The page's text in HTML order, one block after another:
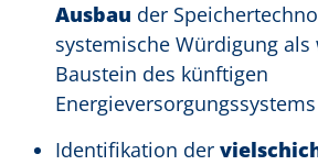
Ausbau der
systemische Würdigung
Baustein des künftigen
Energieversorgungssystems
Identifikation der